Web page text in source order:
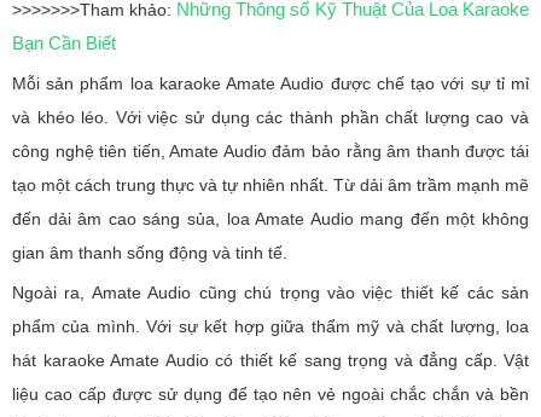
>>>>>>>Tham khảo: Những Thông số Kỹ Thuật Của Loa Karaoke
Bạn Cần Biết
Mỗi sản phẩm loa karaoke Amate Audio được chế tạo với sự tỉ mỉ
và khéo léo. Với việc sử dụng các thành phần chất lượng cao và
công nghệ tiên tiến, Amate Audio đảm bảo rằng âm thanh được tái
tạo một cách trung thực và tự nhiên nhất. Từ dải âm trầm mạnh mẽ
đến dải âm cao sáng sủa, loa Amate Audio mang đến một không
gian âm thanh sống động và tinh tế.
Ngoài ra, Amate Audio cũng chú trọng vào việc thiết kế các sản
phẩm của mình. Với sự kết hợp giữa thẩm mỹ và chất lượng, loa
hát karaoke Amate Audio có thiết kế sang trọng và đẳng cấp. Vật
liệu cao cấp được sử dụng để tạo nên vẻ ngoài chắc chắn và bền